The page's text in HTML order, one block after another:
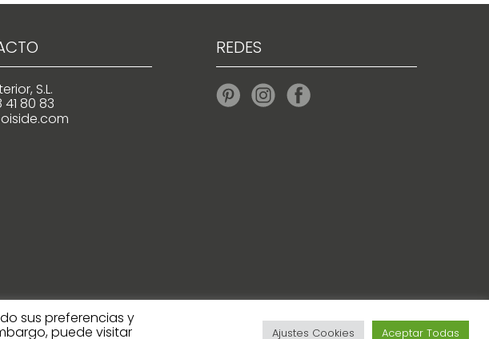
S.L.
80 83
REDES
sus preferencias y
puede visitar Ajustes Cookies Aceptar Todas